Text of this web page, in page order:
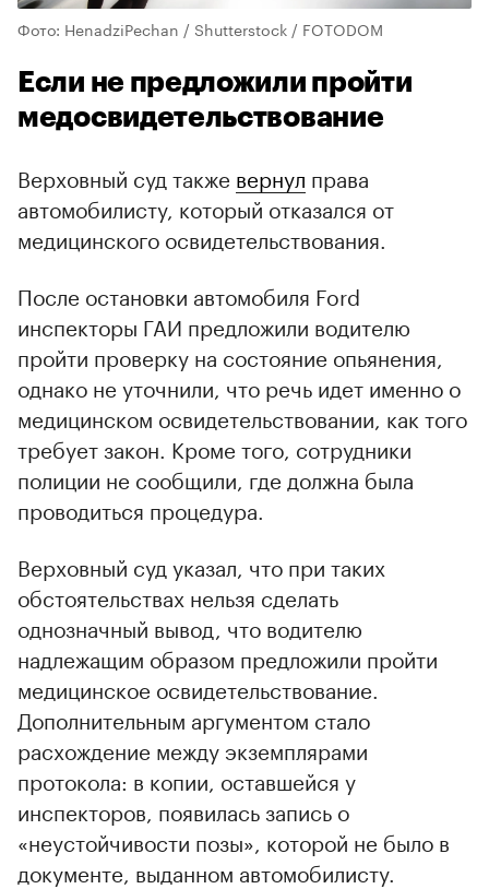
Фото: HenadziPechan / Shutterstock / FOTODOM
Если не предложили пройти
медосвидетельствование
Верховный суд также вернул права
автомобилисту, который отказался от
медицинского освидетельствования.
После остановки автомобиля Ford
инспекторы ГАИ предложили водителю
пройти проверку на состояние опьянения,
однако не уточнили, что речь идет именно о
медицинском освидетельствовании, как того
требует закон. Кроме того, сотрудники
полиции не сообщили, где должна была
проводиться процедура.
Верховный суд указал, что при таких
обстоятельствах нельзя сделать
однозначный вывод, что водителю
надлежащим образом предложили пройти
медицинское освидетельствование.
Дополнительным аргументом стало
расхождение между экземплярами
протокола: в копии, оставшейся у
инспекторов, появилась запись о
«неустойчивости позы», которой не было в
документе, выданном автомобилисту.